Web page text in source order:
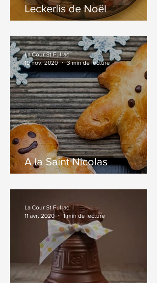
Leckerlis de Noël
A la Saint Nicolas
La Cour St Fulrad
19 nov. 2020
3 min de lecture
La Cour St Fulrad
11 avr. 2020
1 min de lecture